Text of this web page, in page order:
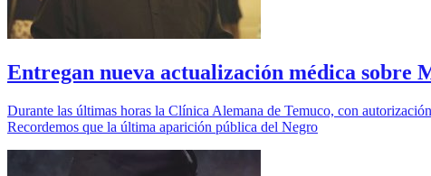
Entregan nueva actualización médica sobre
Durante las últimas horas la Clínica Alemana de Temuco, con
Recordemos que la última aparición pública del Negro